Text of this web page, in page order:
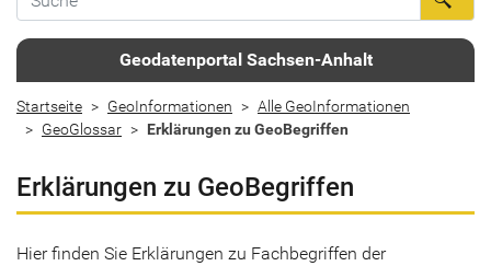
Geodatenportal Sachsen-Anhalt
Startseite GeoInformationen
Alle GeoInformationen
GeoGlossar
Erklärungen zu GeoBegriffen
Erklärungen zu GeoBegriffen
Hier finden Sie Erklärungen zu Fachbegriffen der